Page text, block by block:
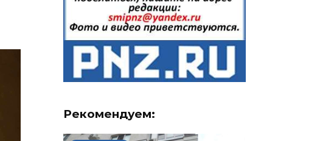
Рекомендуем: